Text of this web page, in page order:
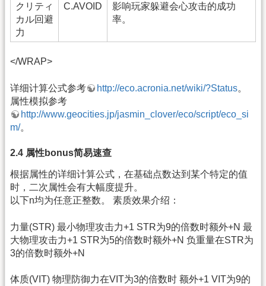
クリティ
カル回避
力
C.AVOID
影响玩家躲避会心攻击的成功
率。
</WRAP>
详细计算公式参考 http://eco.acronia.net/wiki/?Status。
属性模拟参考
http://www.geocities.jp/jasmin_clover/eco/script/eco_si
m/。
2.4 属性bonus简易速查
根据属性的详细计算公式，在基础点数达到某个特定的值
时，二次属性会有大幅度提升。
以下n均为任意正整数。 素质效果介绍：
力量(STR) 最小物理攻击力+1 STR为9的倍数时额外+N 最
大物理攻击力+1 STR为5的倍数时额外+N 负重量在STR为
3的倍数时额外+N
体质(VIT) 物理防御力在VIT为3的倍数时 额外+1 VIT为9的